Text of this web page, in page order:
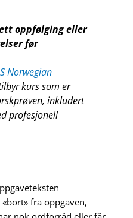
oppfølging eller
før
Norwegian
kurs som er
inkludert
profesjonell
fra oppgaven,